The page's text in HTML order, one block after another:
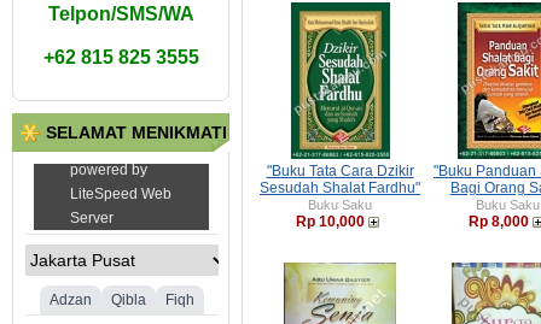
Telpon/SMS/WA
+62 815 825 3555
SELAMAT MENIKMATI
"Buku Tata Cara Dzikir
Sesudah Shalat Fardhu"
Buku Saku
Rp 10,000
"Buku Panduan
Bagi Orang
Buku Saku
Rp 8,000